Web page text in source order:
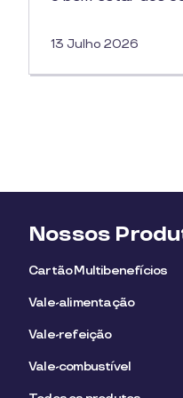
13 Julho 2026
Nossos
Cartão Multibenefícios
Vale-alimentação
Vale-refeição
Vale-combustível